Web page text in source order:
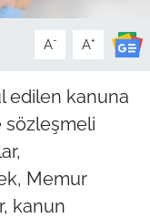
A- A+
edilen kanuna
sözleşmeli
Memur
kanun